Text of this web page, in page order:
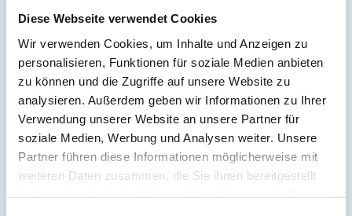
Diese Webseite verwendet Cookies
Wir verwenden Cookies, um Inhalte und Anzeigen zu
personalisieren, Funktionen für soziale Medien anbieten
zu können und die Zugriffe auf unsere Website zu
analysieren. Außerdem geben wir Informationen zu Ihrer
Verwendung unserer Website an unsere Partner für
soziale Medien, Werbung und Analysen weiter. Unsere
Partner führen diese Informationen möglicherweise mit
weiteren Daten zusammen, die Sie ihnen bereitgestellt
Parkplatz
Liegen
Service:
Verpflegung:
Beschreibung